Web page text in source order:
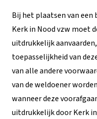
Bij het plaatsen van
Kerk in Nood vzw moet
uitdrukkelijk
toepasselijkheid van
van alle andere
van de weldoener
wanneer deze
uitdrukkelijk door Kerk